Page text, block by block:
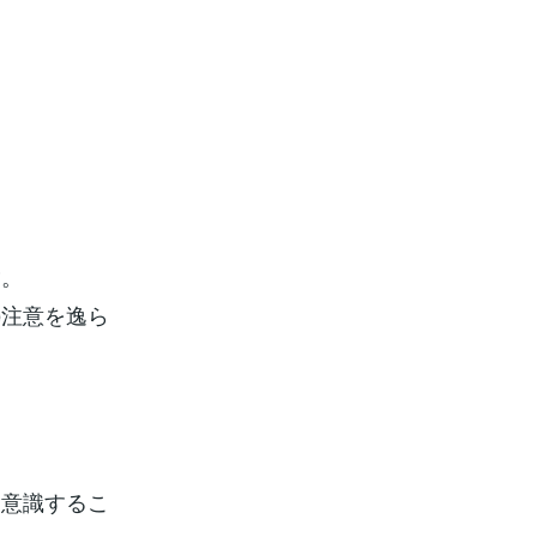
意を逸ら
識するこ